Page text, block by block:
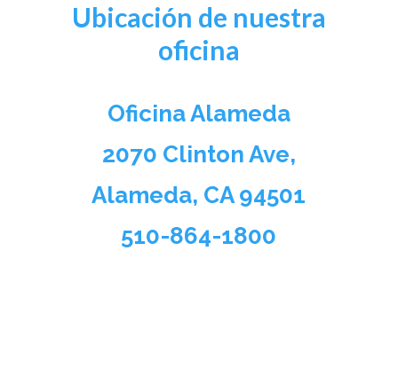
Ubicación de nuestra
oficina
Oficina Alameda
2070 Clinton Ave,
Alameda, CA 94501
510-864-1800